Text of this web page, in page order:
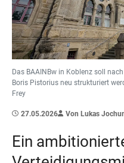
Das BAAINBw in Koblenz soll
Boris Pistorius neu strukturiert
Frey
27.05.2026 Von Lukas
Ein